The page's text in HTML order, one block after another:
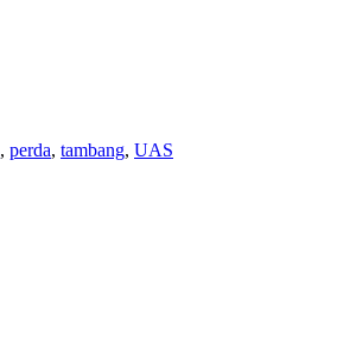
, perda, tambang, UAS